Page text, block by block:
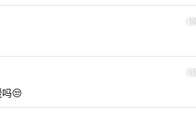
10
11
😒